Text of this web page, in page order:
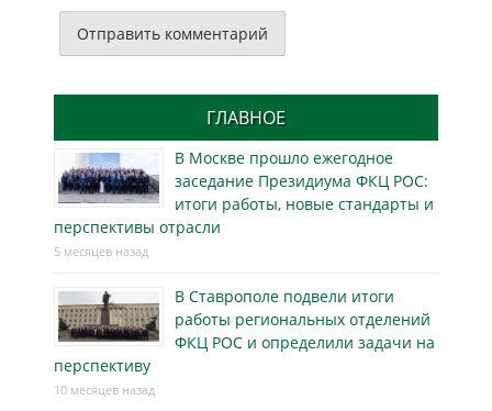
ГЛАВНОЕ
В Москве прошло ежегодное
заседание Президиума ФКЦ РОС:
итоги работы, новые стандарты и
перспективы отрасли
5 месяцев назад
В Ставрополе подвели итоги
работы региональных отделений
ФКЦ РОС и определили задачи на
перспективу
10 месяцев назад